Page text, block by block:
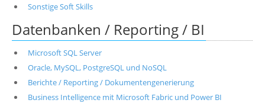
Sonstige Soft Skills
Datenbanken / Reporting / BI
Microsoft SQL Server
Oracle, MySQL, PostgreSQL und NoSQL
Berichte / Reporting / Dokumentengenerierung
Business Intelligence mit Microsoft Fabric und Power BI